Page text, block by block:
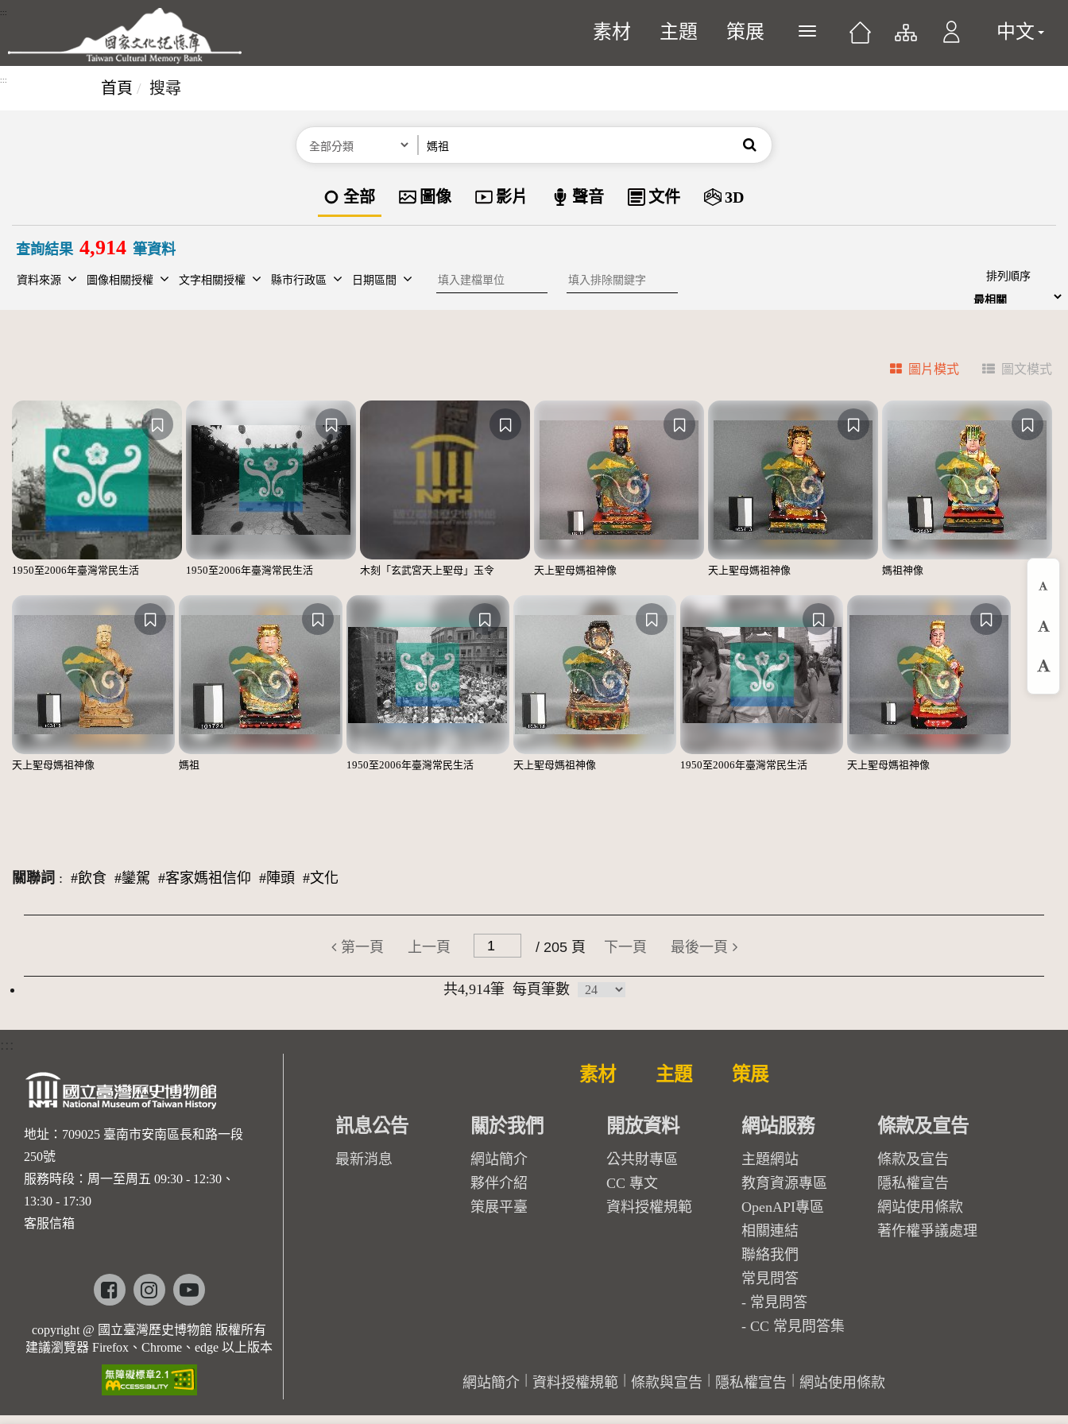
跳到主要內容區塊
:::
素材 主題 策展 展開或關閉主選單 中文
::: 首頁 搜尋
分類 搜尋
資料類型
全部 圖像 影片 聲音 文件 3D
查詢結果 4,914 筆資料
資料來源 圖像相關授權 文字相關授權 縣市行政區 日期區間 建檔單位 排除關鍵字 排列順序
圖片模式 圖文模式
1950至2006年臺灣常民生活 1950至2006年臺灣常民生活 木刻「玄武宮天上聖母」玉令 天上聖母媽祖神像 天上聖母媽祖神像 媽祖神像
天上聖母媽祖神像 媽祖 1950至2006年臺灣常民生活 天上聖母媽祖神像 1950至2006年臺灣常民生活 天上聖母媽祖神像
關聯詞 : #飲食 #鑾駕 #客家媽祖信仰 #陣頭 #文化
第一頁 上一頁 / 205 頁 下一頁 最後一頁
共4,914筆 每頁筆數
放
:::
地址：709025 臺南市安南區長和路一段
250號
服務時段：周一至周五 09:30 - 12:30、
13:30 - 17:30
客服信箱
Facebookinstagramyoutube
copyright @ 國立臺灣歷史博物館 版權所有
建議瀏覽器 Firefox、Chrome、edge 以上版本
素材 主題 策展
訊息公告
最新消息
關於我們
網站簡介
夥伴介紹
策展平臺
開放資料
公共財專區
CC 專文
資料授權規範
網站服務
主題網站
教育資源專區
OpenAPI專區
相關連結
聯絡我們
常見問答
常見問答
CC 常見問答集
條款及宣告
條款及宣告
隱私權宣告
網站使用條款
著作權爭議處理
網站簡介 資料授權規範 條款與宣告 隱私權宣告 網站使用條款